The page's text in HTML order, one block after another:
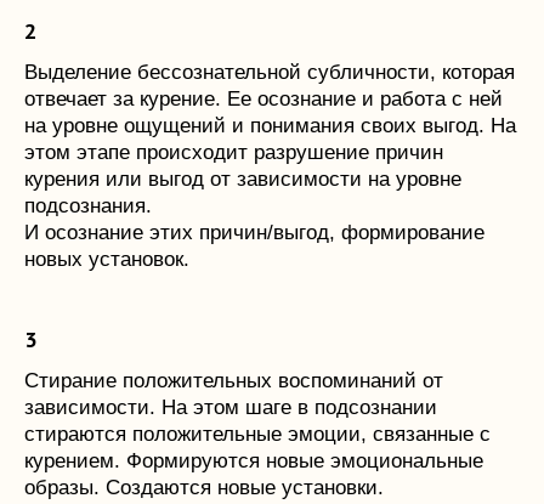
Выделение бессознательной субличности, которая
отвечает за курение. Ее осознание и работа с ней
на уровне ощущений и понимания своих выгод. На
этом этапе происходит разрушение причин
курения или выгод от зависимости на уровне
подсознания.
И осознание этих причин/выгод, формирование
новых установок.
Стирание положительных воспоминаний от
зависимости. На этом шаге в подсознании
стираются положительные эмоции, связанные с
курением. Формируются новые эмоциональные
образы. Создаются новые установки.
Это гипнотический транс,
оптимизированный по времени
для ежедневного использования.
Каждый шаг используется в течении
недели. Таким образом, весь курс
рассчитан на 4 недели.
КАЖДЫЙ ШАГ: